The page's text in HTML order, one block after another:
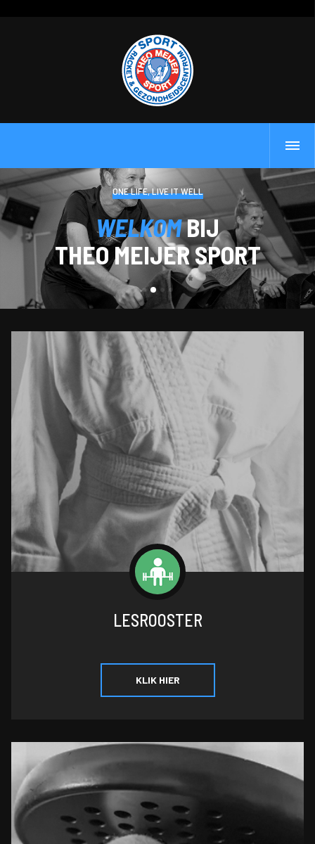
ONE LIFE, LIVE IT WELL
WELKOMBIJ
THEO MEIJER SPORT
LESROOSTER
KLIK HIER